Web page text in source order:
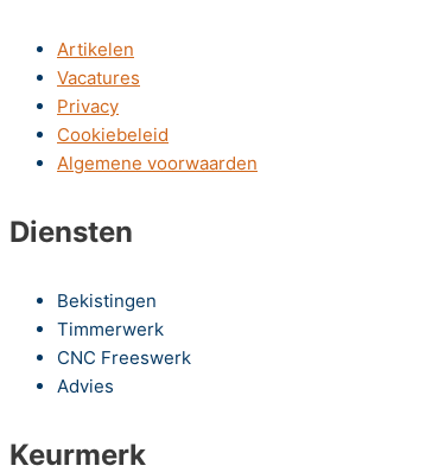
Artikelen
Vacatures
Privacy
Cookiebeleid
Algemene voorwaarden
Diensten
Bekistingen
Timmerwerk
CNC Freeswerk
Advies
Keurmerk